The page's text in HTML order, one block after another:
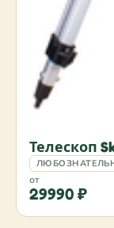
Телескоп
от
29990 ₽